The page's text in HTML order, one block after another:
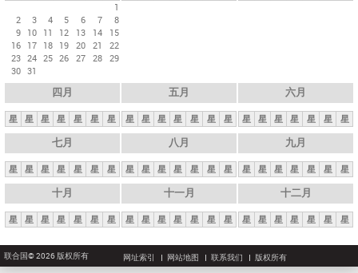
1
2
3 4 5 6 7
8
9 10 11 12 13 14
15
16 17 18 19 20 21
22
23 24 25 26 27 28 29
30 31
四月
星 星 星 星 星 星 星
五月
星 星 星 星 星 星 星
六月
星 星 星 星 星 星 星
七月
星 星 星 星 星 星 星
八月
星 星 星 星 星 星 星
九月
星 星 星 星 星 星 星
十月
星 星 星 星 星 星 星
十一月
星 星 星 星 星 星 星
十二月
星 星 星 星 星 星 星
联合国© 2026 版权所有 网址索引 网站地图 联系我们 版权所有